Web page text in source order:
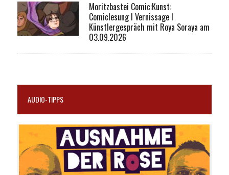
Moritzbastei Comic:Kunst:
Comiclesung I Vernissage I
Künstlergespräch mit Roya Soraya am
03.09.2026
AUDIO-TIPPS